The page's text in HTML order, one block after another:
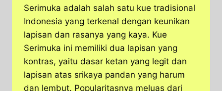
Serimuka adalah salah satu kue tradisional
Indonesia yang terkenal dengan keunikan
lapisan dan rasanya yang kaya. Kue
Serimuka ini memiliki dua lapisan yang
kontras, yaitu dasar ketan yang legit dan
lapisan atas srikaya pandan yang harum
dan lembut. Popularitasnya meluas dari